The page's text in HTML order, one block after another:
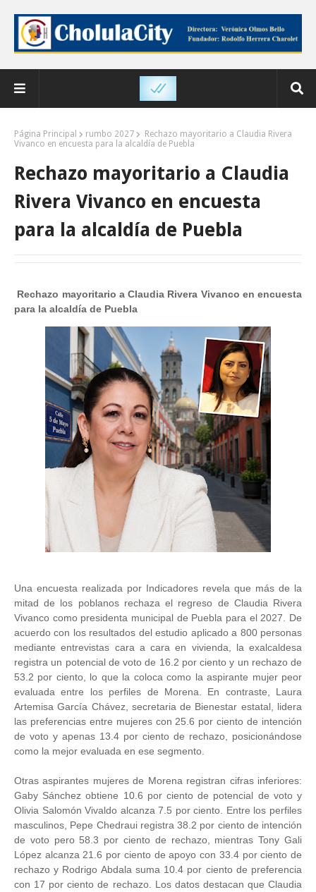
Página Principal rumbo 2027
Rechazo mayoritario a Claudia Rivera
Vivanco en encuesta para la alcaldía de Puebla
Rechazo mayoritario a Claudia
Rivera Vivanco en encuesta
para la alcaldía de Puebla
Rechazo mayoritario a Claudia Rivera Vivanco en encuesta
para la alcaldía de Puebla
Una encuesta realizada por Indicadores revela que más de la
mitad de los poblanos rechaza el regreso de Claudia Rivera
Vivanco como presidenta municipal de Puebla para el 2027. De
acuerdo con los resultados del estudio aplicado a 800 personas
mediante entrevistas cara a cara en vivienda, la exalcaldesa
registra un potencial de voto de 16.2 por ciento y un rechazo de
53.2 por ciento, lo que la coloca como la aspirante mujer peor
evaluada entre los perfiles de Morena. En contraste, Laura
Artemisa García Chávez, secretaria de Bienestar estatal, lidera
las preferencias entre mujeres con 25.6 por ciento de intención
de voto y apenas 13.4 por ciento de rechazo, posicionándose
como la mejor evaluada en ese segmento.
Otras aspirantes mujeres de Morena registran cifras inferiores:
Gaby Sánchez obtiene 10.6 por ciento de potencial de voto y
Olivia Salomón Vivaldo alcanza 7.5 por ciento. Entre los perfiles
masculinos, Pepe Chedraui registra 38.2 por ciento de intención
de voto pero 58.3 por ciento de rechazo, mientras Tony Gali
López alcanza 21.6 por ciento de apoyo con 33.4 por ciento de
rechazo y Rodrigo Abdala suma 10.4 por ciento de preferencia
con 17 por ciento de rechazo. Los datos destacan que Claudia